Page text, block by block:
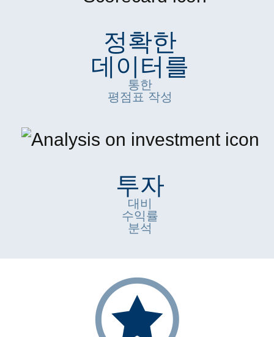
정확한
데이터를
통한
평점표 작성
투자
대비
수익률
분석